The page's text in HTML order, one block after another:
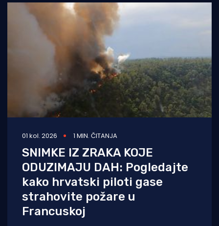
01 kol. 2026 1 MIN. ČITANJA
SNIMKE IZ ZRAKA KOJE
ODUZIMAJU DAH: Pogledajte
kako hrvatski piloti gase
strahovite požare u
Francuskoj